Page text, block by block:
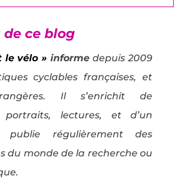
de ce blog
le vélo » informe depuis 2009
cyclables françaises, et
Il s’enrichit de
portraits, lectures, et d’un
publie régulièrement des
du monde de la recherche ou